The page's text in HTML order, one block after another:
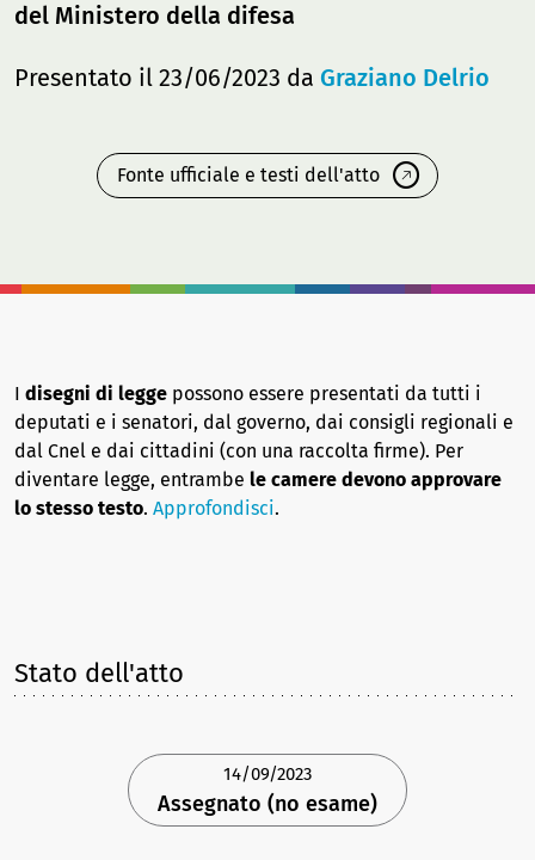
del Ministero della difesa
Presentato il 23/06/2023 da Graziano Delrio
Fonte ufficiale e testi dell'atto
I disegni di legge possono essere presentati da tutti i
deputati e i senatori, dal governo, dai consigli regionali e
dal Cnel e dai cittadini (con una raccolta firme). Per
diventare legge, entrambe le camere devono approvare
lo stesso testo. Approfondisci.
Stato dell'atto
14/09/2023
Assegnato (no esame)